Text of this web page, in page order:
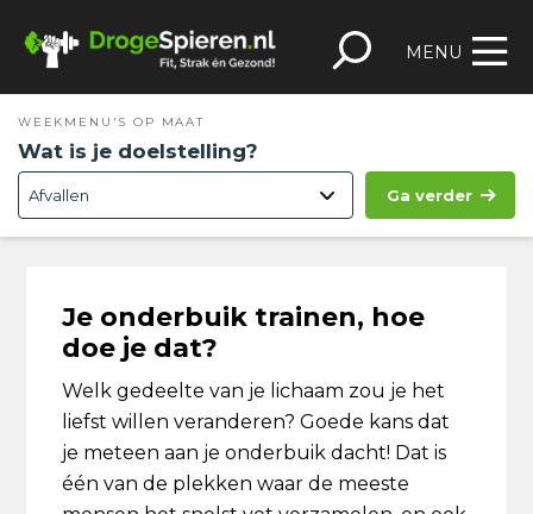
naar
naar
inhoud
naar
sidebar
footer
MENU
WEEKMENU'S OP MAAT
Wat is je doelstelling?
Ga verder
Je onderbuik trainen, hoe
doe je dat?
Welk gedeelte van je lichaam zou je het
liefst willen veranderen? Goede kans dat
je meteen aan je onderbuik dacht! Dat is
één van de plekken waar de meeste